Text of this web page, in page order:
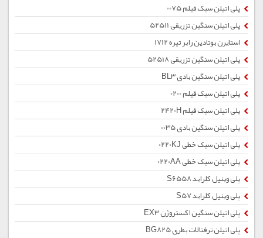
پلی اتیلن سبک فیلم 0075
پلی اتیلن سنگین تزریقی 52511
استایرن بوتادین رابر تیره 1712
پلی اتیلن سنگین تزریقی 52518
پلی اتیلن سنگین بادی BL3
پلی اتیلن سبک فیلم 0200
پلی اتیلن سبک فیلم 2420H
پلی اتیلن سنگین بادی 0035
پلی اتیلن سبک خطی 0220KJ
پلی اتیلن سبک خطی 0220AA
پلی وینیل کلراید S6558
پلی وینیل کلراید S57
پلی اتیلن سنگین اکستروژن EX3
پلی اتیلن ترفتالات بطری BG825